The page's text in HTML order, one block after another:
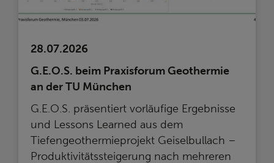
28.07.2026
G.E.O.S. beim Praxisforum Geothermie
an der TU München
G.E.O.S. präsentiert vorläufige Ergebnisse
und Lessons Learned aus dem
Tiefengeothermieprojekt Geiselbullach –
Produktivitätssteigerung nach mehreren